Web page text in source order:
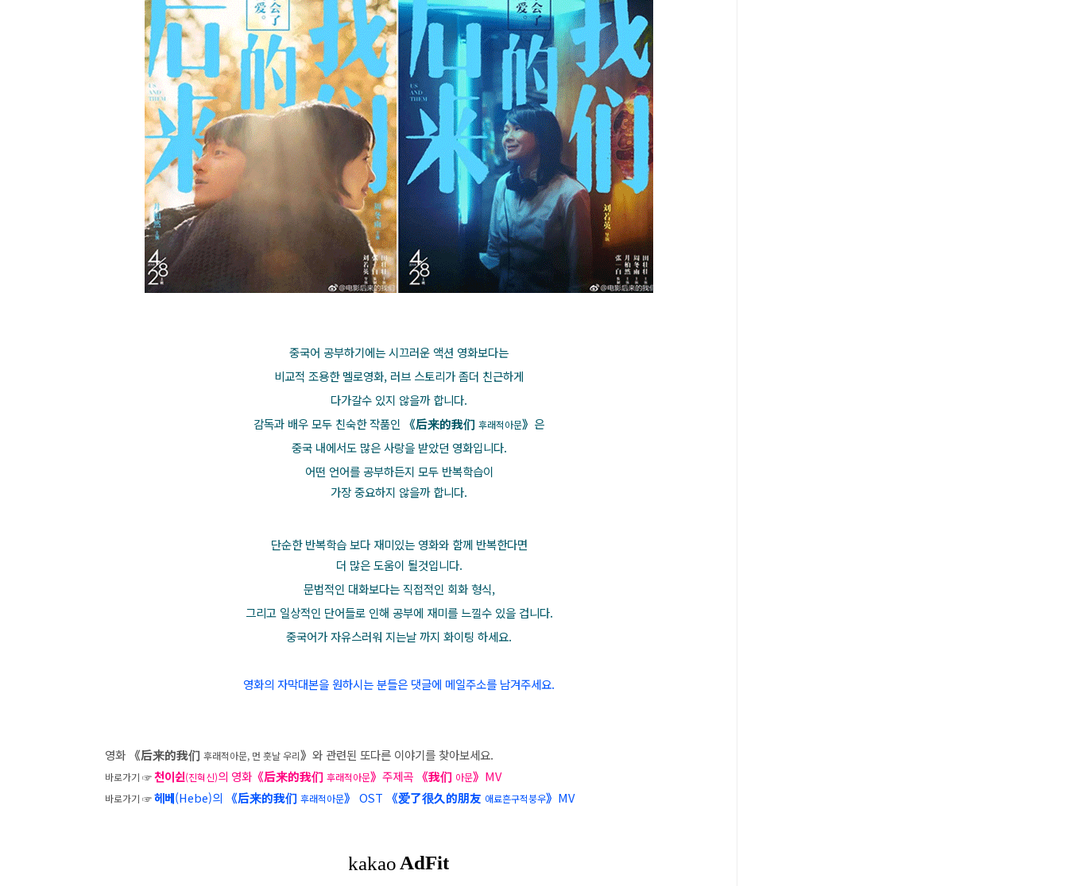
중국어 공부하기에는 시끄러운 액션 영화보다는
비교적 조용한 멜로영화, 러브 스토리가 좀더 친근하게
다가갈수 있지 않을까 합니다.
감독과 배우 모두 친숙한 작품인 《后来的我们 후래적아문》 은
중국 내에서도 많은 사랑을 받았던 영화입니다.
어떤 언어를 공부하든지 모두 반복학습이
가장 중요하지 않을까 합니다.
단순한 반복학습 보다 재미있는 영화와 함께 반복한다면
더 많은 도움이 될것입니다.
문법적인 대화보다는 직접적인 회화 형식,
그리고 일상적인 단어들로 인해 공부에 재미를 느낄수 있을 겁니다.
중국어가 자유스러워 지는날 까지 화이팅 하세요.
영화의 자막대본을 원하시는 분들은 댓글에 메일주소를 남겨주세요.
영화 《后来的我们 후래적아문, 먼 훗날 우리》 와 관련된 또다른 이야기를 찾아보세요.
바로가기 ☞천이쉰(진혁신)의 영화 《后来的我们 후래적아문》 주제곡 《我们 아문》 MV
바로가기 ☞헤베(Hebe)의 《后来的我们 후래적아문》 OST 《爱了很久的朋友 애료흔구적붕우》 MV